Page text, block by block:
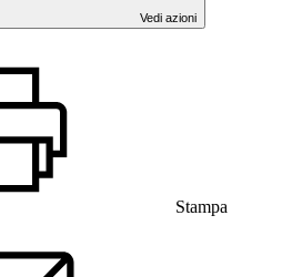
Vedi azioni
Stampa